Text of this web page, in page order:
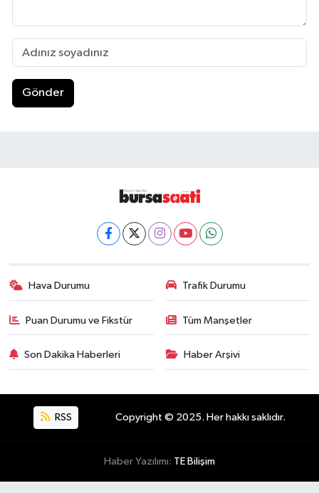
Gönder
Hava Durumu Trafik Durumu
Puan Durumu ve Fikstür Tüm Manşetler
Son Dakika Haberleri Haber Arşivi
RSS Copyright © 2025. Her hakkı saklıdır.
Haber Yazılımı: TE Bilişim